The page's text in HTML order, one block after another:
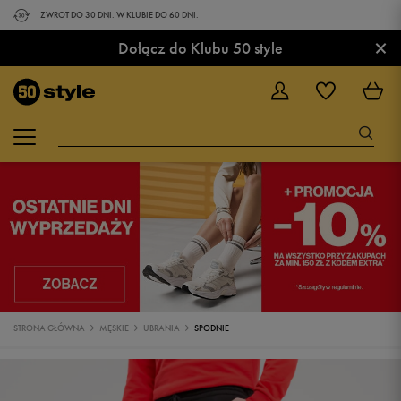
ZWROT DO 30 DNI. W KLUBIE DO 60 DNI.
Dołącz do Klubu 50 style ×
STRONA GŁÓWNA MĘSKIE UBRANIA SPODNIE